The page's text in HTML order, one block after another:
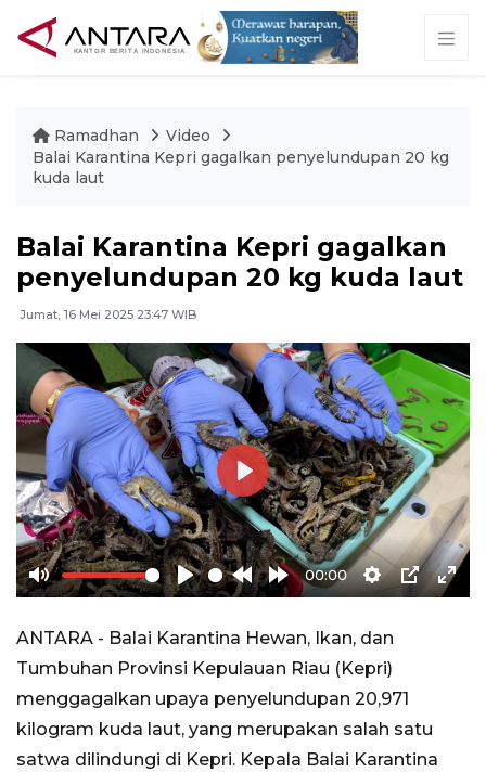
Ramadhan
Video
Balai Karantina Kepri gagalkan penyelundupan 20 kg
kuda laut
Balai Karantina Kepri gagalkan
penyelundupan 20 kg kuda laut
Jumat, 16 Mei 2025 23:47 WIB
Mute Play
Rewind
10s
Forward
00:00
Settings
PIP
Play
ANTARA - Balai Karantina Hewan, Ikan, dan
Tumbuhan Provinsi Kepulauan Riau (Kepri)
menggagalkan upaya penyelundupan 20,971
kilogram kuda laut, yang merupakan salah satu
satwa dilindungi di Kepri. Kepala Balai Karantina